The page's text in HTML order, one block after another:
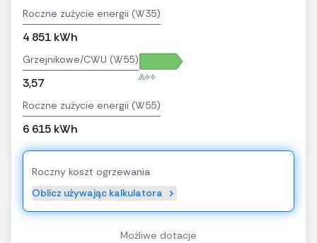
Roczne zużycie energii (W35)
4 851 kWh
Grzejnikowe/CWU (W55)
3,57 A++
Roczne zużycie energii (W55)
6 615 kWh
Roczny koszt ogrzewania
Oblicz używając kalkulatora
Możliwe dotacje